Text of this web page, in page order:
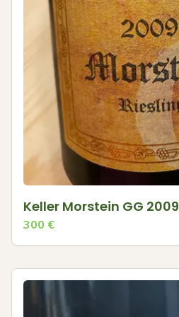
Keller Morstein GG 2009
300 €